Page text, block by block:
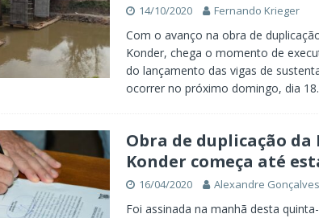
14/10/2020 Fernando Krieger
Com o avanço na obra de
Konder, chega o momento de
do lançamento das vigas de
ocorrer no próximo domingo, dia
Obra de duplicação
Konder começa até
16/04/2020 Alexandre Gonçalves
Foi assinada na manhã desta